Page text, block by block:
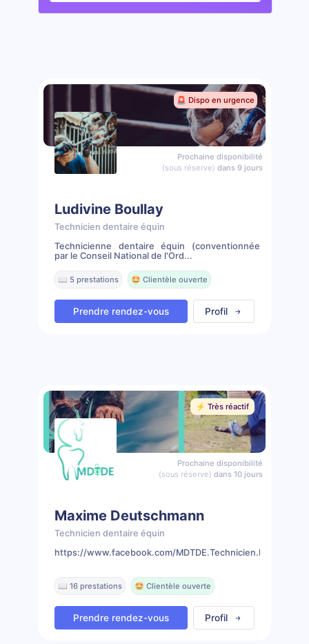
🚨 Dispo en urgence
Prochaine disponibilité
(sous réserve) dans 9 jours
Ludivine Boullay
Technicien dentaire équin
Technicienne dentaire équin (conventionnée
par le Conseil National de l'Ord...
📖 5 prestations 🤩 Clientèle ouverte
Prendre rendez-vous Profil
⚡️ Très réactif
Prochaine disponibilité
(sous réserve) dans 10 jours
Maxime Deutschmann
Technicien dentaire équin
https://www.facebook.com/
📖 16 prestations 🤩 Clientèle ouverte
Prendre rendez-vous Profil